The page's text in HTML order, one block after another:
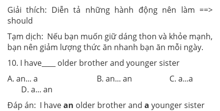
Giải thích: Diễn tả những hành động nên làm ==>
should
Tạm dịch: Nếu bạn muốn giữ dáng thon và khỏe mạnh,
bạn nên giảm lượng thức ăn nhanh bạn ăn mỗi ngày.
10. I have____ older brother and younger sister
A. an... a B. an... an C. a...a
D. a... an
Đáp án: I havean older brother and a younger sister